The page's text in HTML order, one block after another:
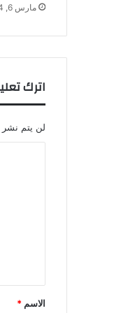
مارس 6, 2024
اترك
لن يتم نشر
*
الاسم *